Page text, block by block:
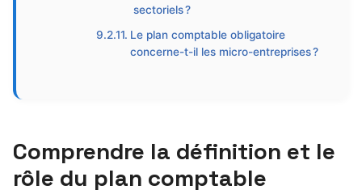
sectoriels ?
Le plan comptable obligatoire
concerne-t-il les micro-entreprises ?
Comprendre la définition et le
rôle du plan comptable